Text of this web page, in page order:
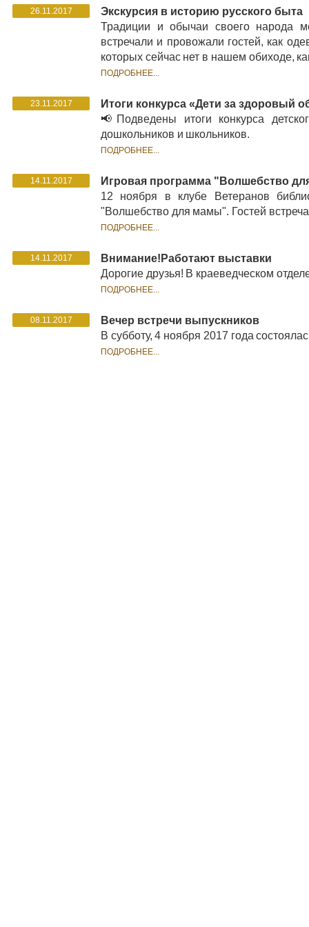
2020:
декабрь,ноябрь,октябрь,сентябрь,август,
декабрь,ноябрь октябрь,сентябрь август,
ноябрь октябрь август
НОЯБРЬ,октябрь
26.11.2017
Экскурсия в историю русского быта
Традиции и обычаи своего народа
встречали и провожали гостей, как
которых сейчас нет в нашем обиходе,
ПОДРОБНЕЕ...
23.11.2017
Итоги конкурса «Дети за здоровый
📢Подведены итоги конкурса
дошкольников и школьников.
ПОДРОБНЕЕ...
14.11.2017
Игровая программа "Волшебство
12 ноября в клубе Ветеранов
"Волшебство для мамы". Гостей
ПОДРОБНЕЕ...
14.11.2017
Внимание!Работают выставки
Дорогие друзья! В краеведческом
ПОДРОБНЕЕ...
08.11.2017
Вечер встречи выпускников
В субботу, 4 ноября 2017 года
ПОДРОБНЕЕ...